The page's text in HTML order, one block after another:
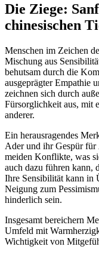
Die Ziege:
chinesischen
Menschen im Zeichen
Mischung aus
behutsam durch die
ausgeprägter Empathie
zeichnen sich durch
Fürsorglichkeit aus, mit
anderer.
Ein herausragendes
Ader und ihr Gespür für
meiden Konflikte, was
auch dazu führen kann,
Ihre Sensibilität kann in
Neigung zum
hinderlich sein.
Insgesamt bereichern
Umfeld mit
Wichtigkeit von